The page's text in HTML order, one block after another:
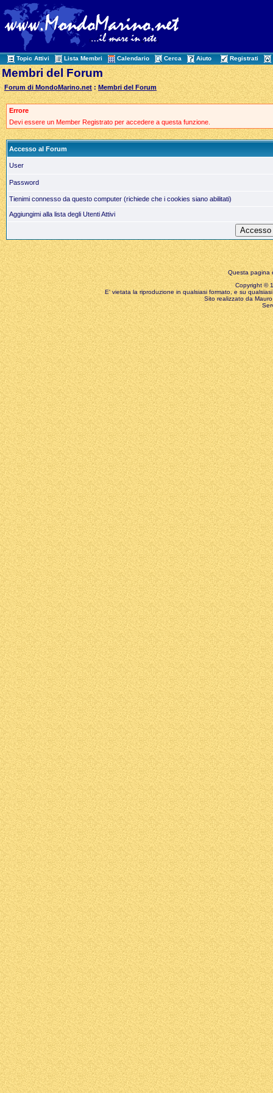
Topic Attivi Lista Membri Calendario Cerca Aiuto Registrati
Membri del Forum
Forum di MondoMarino.net :Membri del Forum
Errore
Devi essere un Member Registrato per accedere a questa funzione.
Accesso al Forum
User
Password
Tienimi connesso da questo computer (richiede che i cookies siano abilitati)
Aggiungimi alla lista degli Utenti Attivi
Questa pagina
Copyright ©
E' vietata la riproduzione in qualsiasi formato, e su
Sito realizzato da